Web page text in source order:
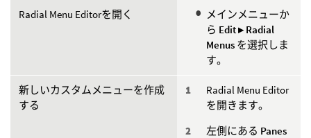
Radial Menu Editorを開く
メインメニューか
ら Edit ▸ Radial
Menus を選択しま
す。
新しいカスタムメニューを作成
する
Radial Menu Editor
を開きます。
左側にある Panes